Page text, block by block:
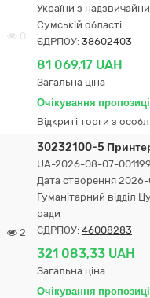
0
України з
Сумській області
ЄДРПОУ: 38602403
81 069,17 UAH
Загальна ціна
Очікування
Відкриті торги з
2
30232100-5
UA-2026-08-07-
Дата створення
Гуманітарний відділ
ради
ЄДРПОУ: 46008283
321 083,33 UAH
Загальна ціна
Очікування